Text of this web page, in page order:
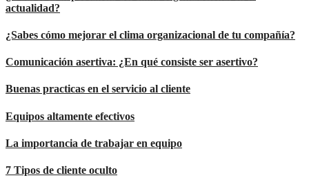
actualidad?
¿Sabes cómo mejorar el clima organizacional de tu compañía?
Comunicación asertiva: ¿En qué consiste ser asertivo?
Buenas practicas en el servicio al cliente
Equipos altamente efectivos
La importancia de trabajar en equipo
7 Tipos de cliente oculto